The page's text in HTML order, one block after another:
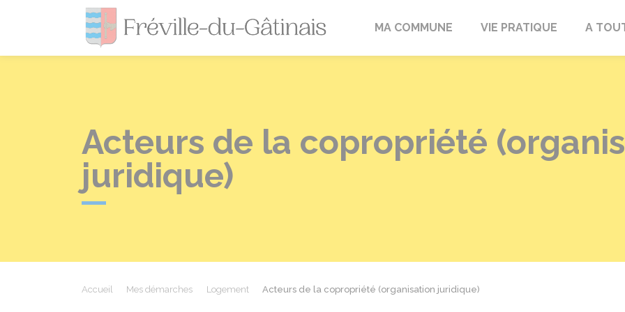
Fréville-du-Gâtinais
MA COMMUNE VIE PRATIQUE A
Acteurs de la copropriété
juridique)
Accueil Mes démarches Logement Acteurs de la copropriété (organisation juridique)